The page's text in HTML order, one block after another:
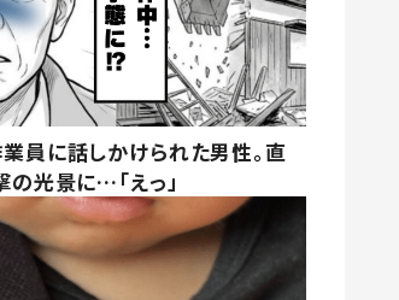
員に話しかけられた男性。直
の光景に…「えっ」